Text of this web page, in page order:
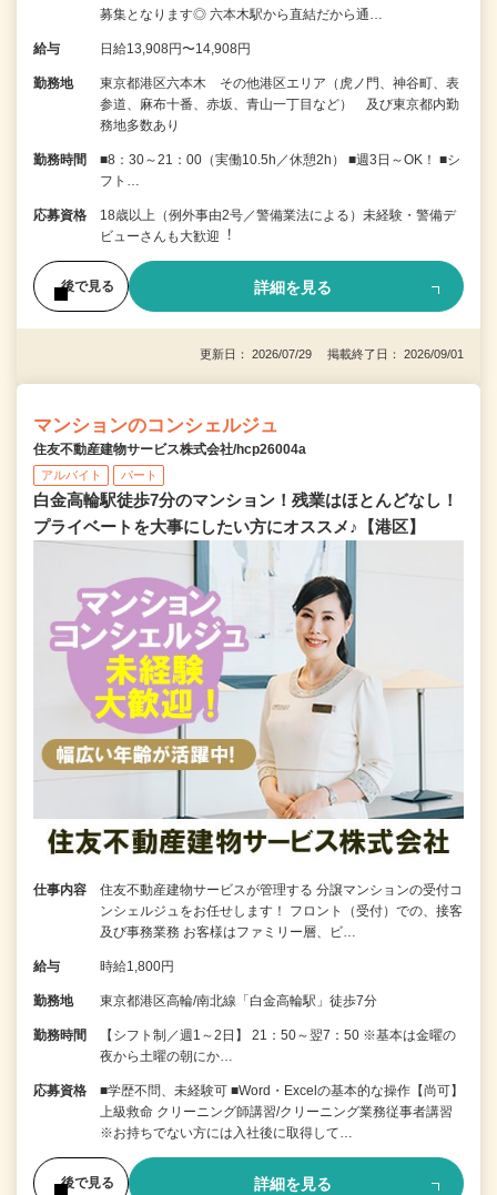
募集となります◎ 六本木駅から直結だから通…
給与 日給13,908円〜14,908円
勤務地
東京都港区六本木 その他港区エリア（虎ノ門、神谷町、表
参道、麻布十番、赤坂、青山一丁目など） 及び東京都内勤
務地多数あり
勤務時間
■8：30～21：00（実働10.5h／休憩2h） ■週3日～OK！ ■シ
フト…
応募資格
18歳以上（例外事由2号／警備業法による）未経験・警備デ
ビューさんも⼤歓迎︕
後で見る 詳細を見る
更新日： 2026/07/29 掲載終了日： 2026/09/01
マンションのコンシェルジュ
住友不動産建物サービス株式会社/hcp26004a
アルバイト パート
白金高輪駅徒歩7分のマンション！残業はほとんどなし！
プライベートを大事にしたい方にオススメ♪【港区】
仕事内容
住友不動産建物サービスが管理する 分譲マンションの受付コ
ンシェルジュをお任せします！ フロント（受付）での、接客
及び事務業務 お客様はファミリー層、ビ…
給与 時給1,800円
勤務地 東京都港区高輪/南北線「白金高輪駅」徒歩7分
勤務時間
【シフト制／週1～2日】 21：50～翌7：50 ※基本は金曜の
夜から土曜の朝にか…
応募資格
■学歴不問、未経験可 ■Word・Excelの基本的な操作【尚可】
上級救命 クリーニング師講習/クリーニング業務従事者講習
※お持ちでない方には入社後に取得して…
後で見る 詳細を見る